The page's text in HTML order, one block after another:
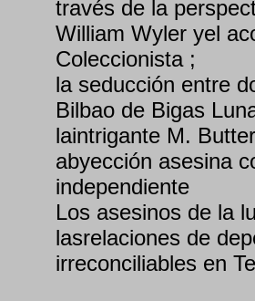
través de la
William Wyler yel
Coleccionista ;
la seducción entre
Bilbao de Bigas
laintrigante M.
abyección asesina
independiente
Los asesinos de la
lasrelaciones de
irreconciliables en